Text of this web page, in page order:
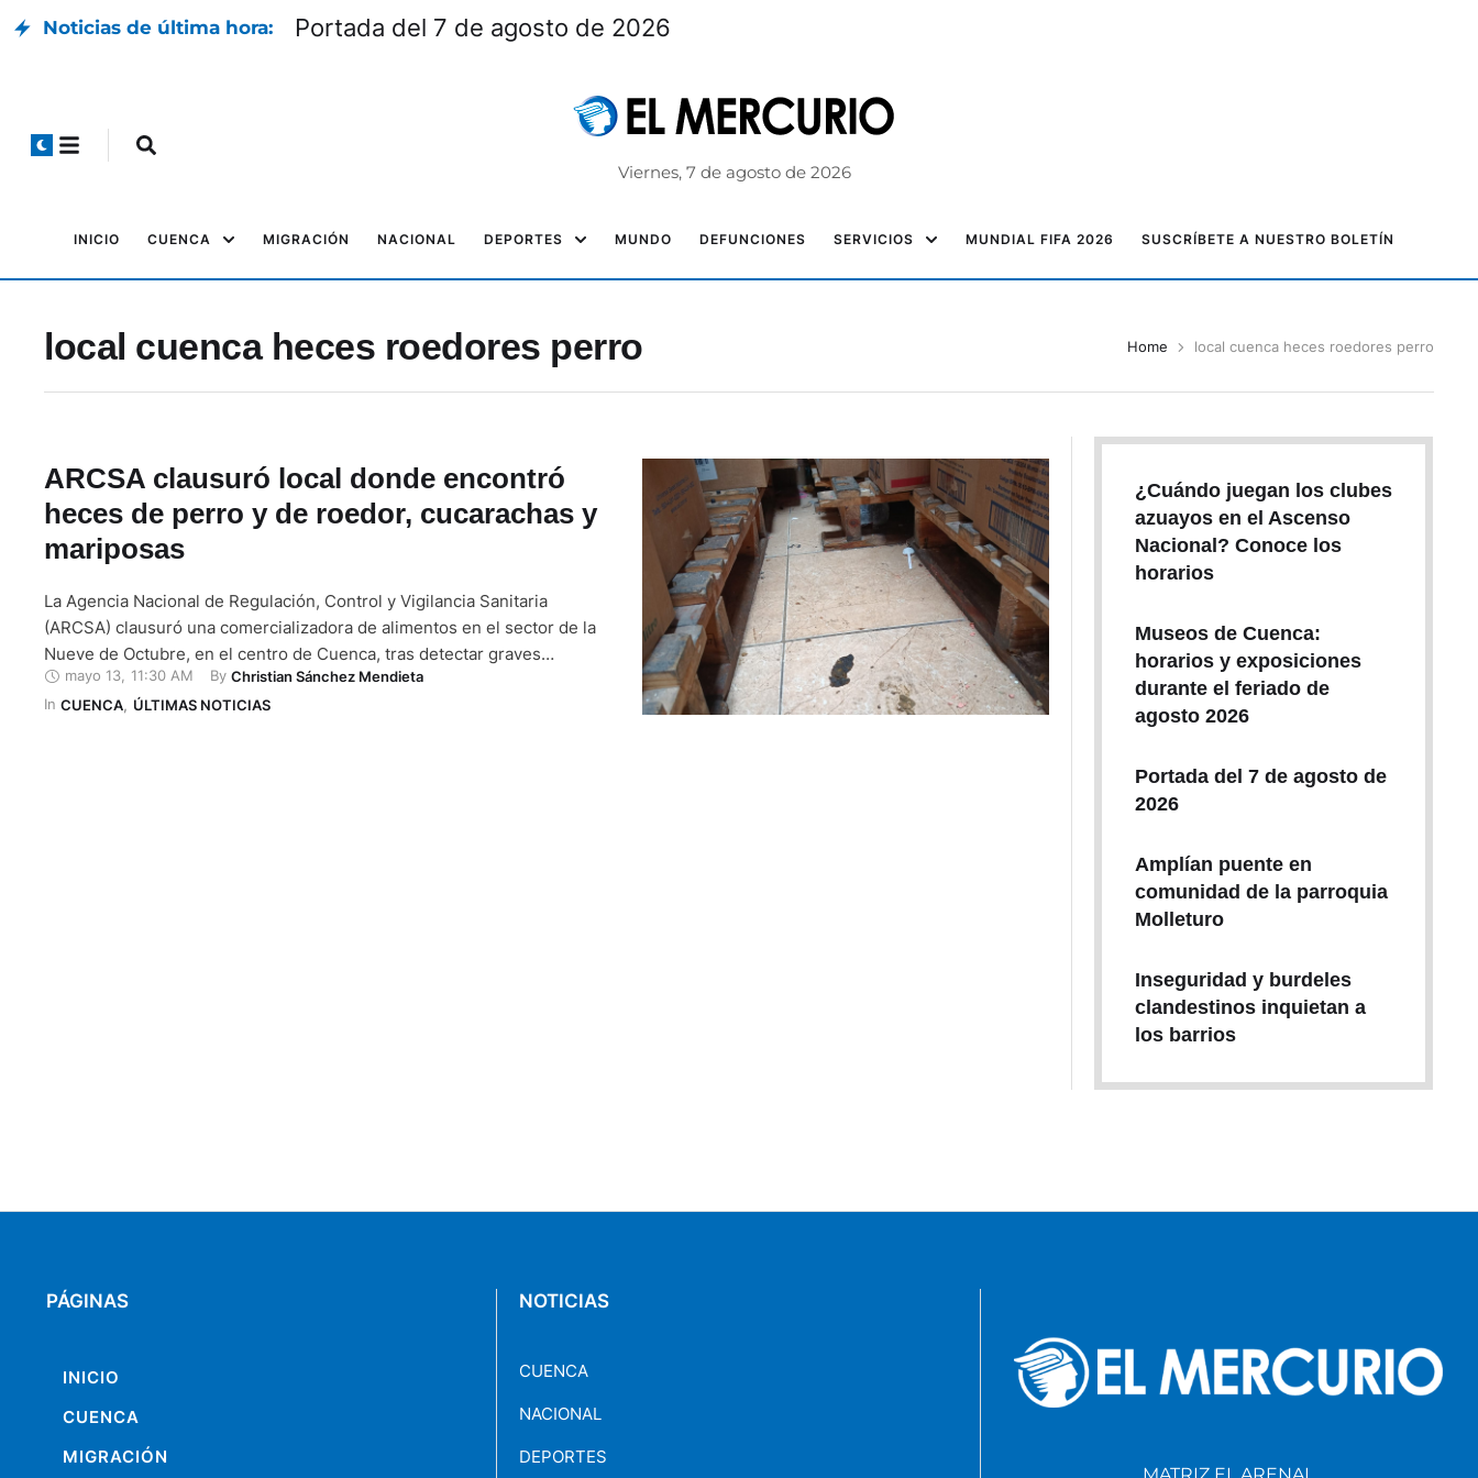
Noticias de última hora: Portada del 7 de agosto de 2026
Viernes, 7 de agosto de 2026
INICIO CUENCA MIGRACIÓN NACIONAL DEPORTES MUNDO DEFUNCIONES SERVICIOS MUNDIAL FIFA 2026 SUSCRÍBETE A NUESTRO BOLETÍN
local cuenca heces roedores perro Home local cuenca heces roedores perro
ARCSA clausuró local donde encontró
heces de perro y de roedor, cucarachas y
mariposas
La Agencia Nacional de Regulación, Control y Vigilancia Sanitaria
(ARCSA) clausuró una comercializadora de alimentos en el sector de la
Nueve de Octubre, en el centro de Cuenca, tras detectar graves
irregularidades sanitarias. Dentro del establecimiento, los inspectores
encontraron basura acumulada, heces de perro y de roedor, cucarachas
mayo 13 11:30 AM By Christian Sánchez Mendieta
In CUENCA, ÚLTIMAS NOTICIAS
¿Cuándo juegan los clubes
azuayos en el Ascenso
Nacional? Conoce los
horarios
Museos de Cuenca:
horarios y exposiciones
durante el feriado de
agosto 2026
Portada del 7 de agosto de
2026
Amplían puente en
comunidad de la parroquia
Molleturo
Inseguridad y burdeles
clandestinos inquietan a
los barrios
PÁGINAS
INICIO
CUENCA
MIGRACIÓN
NOTICIAS
CUENCA
NACIONAL
DEPORTES